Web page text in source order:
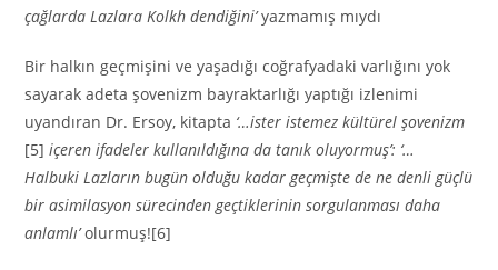
çağlarda Lazlara Kolkh dendiğini’yazmamış mıydı
Bir halkın geçmişini ve yaşadığı coğrafyadaki varlığını yok
sayarak adeta şovenizm bayraktarlığı yaptığı izlenimi
uyandıran Dr. Ersoy, kitapta ‘…ister istemez kültürel şovenizm
[5] içeren ifadeler kullanıldığına da tanık oluyormuş’: ‘…
Halbuki Lazların bugün olduğu kadar geçmişte de ne denli güçlü
bir asimilasyon sürecinden geçtiklerinin sorgulanması daha
anlamlı’olurmuş![6]